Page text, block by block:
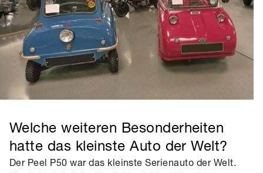
Welche weiteren Besonderheiten
hatte das kleinste Auto der Welt?
Der Peel P50 war das kleinste Serienauto der Welt.